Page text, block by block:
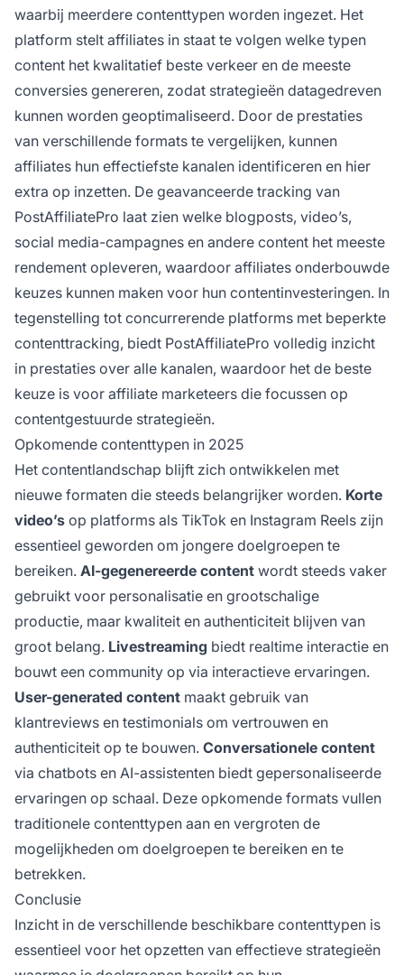
waarbij meerdere contenttypen worden ingezet. Het
platform stelt affiliates in staat te volgen welke typen
content het kwalitatief beste verkeer en de meeste
conversies genereren, zodat strategieën datagedreven
kunnen worden geoptimaliseerd. Door de prestaties
van verschillende formats te vergelijken, kunnen
affiliates hun effectiefste kanalen identificeren en hier
extra op inzetten. De geavanceerde tracking van
PostAffiliatePro laat zien welke blogposts, video’s,
social media-campagnes en andere content het meeste
rendement opleveren, waardoor affiliates onderbouwde
keuzes kunnen maken voor hun contentinvesteringen. In
tegenstelling tot concurrerende platforms met beperkte
contenttracking, biedt PostAffiliatePro volledig inzicht
in prestaties over alle kanalen, waardoor het de beste
keuze is voor affiliate marketeers die focussen op
contentgestuurde strategieën.
Opkomende contenttypen in 2025
Het contentlandschap blijft zich ontwikkelen met
nieuwe formaten die steeds belangrijker worden. Korte
video’s op platforms als TikTok en Instagram Reels zijn
essentieel geworden om jongere doelgroepen te
bereiken. AI-gegenereerde content wordt steeds vaker
gebruikt voor personalisatie en grootschalige
productie, maar kwaliteit en authenticiteit blijven van
groot belang. Livestreaming biedt realtime interactie en
bouwt een community op via interactieve ervaringen.
User-generated content maakt gebruik van
klantreviews en testimonials om vertrouwen en
authenticiteit op te bouwen. Conversationele content
via chatbots en AI-assistenten biedt gepersonaliseerde
ervaringen op schaal. Deze opkomende formats vullen
traditionele contenttypen aan en vergroten de
mogelijkheden om doelgroepen te bereiken en te
betrekken.
Conclusie
Inzicht in de verschillende beschikbare contenttypen is
essentieel voor het opzetten van effectieve strategieën